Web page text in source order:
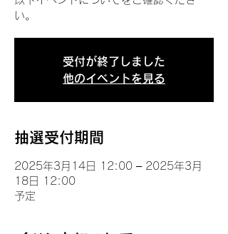
い。
受付が終了しました
他のイベントを見る
抽選受付期間
2025年3月14日 12:00 – 2025年3月
18日 12:00
予定